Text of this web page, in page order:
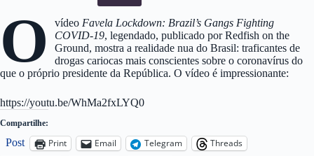
O vídeo Favela Lockdown: Brazil’s Gangs Fighting
COVID-19, legendado, publicado por Redfish on the
Ground, mostra a realidade nua do Brasil: traficantes de
drogas cariocas mais conscientes sobre o coronavírus do
que o próprio presidente da República. O vídeo é impressionante:
https://youtu.be/WhMa2fxLYQ0
Compartilhe:
Post Print Email Telegram
Threads